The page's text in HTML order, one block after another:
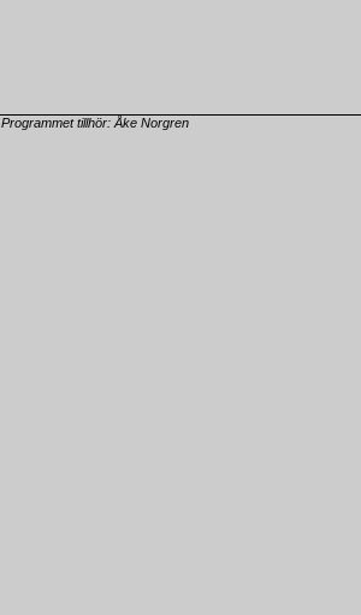
, Programmet tillhör: Åke Norgren